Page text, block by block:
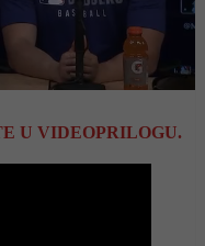
U VIDEOPRILOGU.